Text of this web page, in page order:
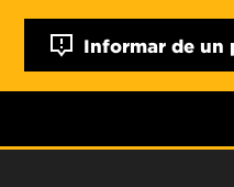
Informar de un